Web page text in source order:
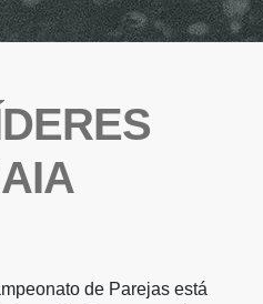
de Parejas está